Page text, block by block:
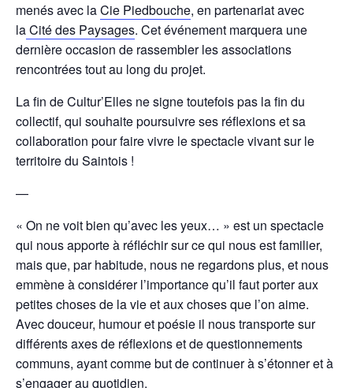
menés avec laCie Piedbouche, en partenariat avec
laCité des Paysages. Cet événement marquera une
dernière occasion de rassembler les associations
rencontrées tout au long du projet.
La fin de Cultur’Elles ne signe toutefois pas la fin du
collectif, qui souhaite poursuivre ses réflexions et sa
collaboration pour faire vivre le spectacle vivant sur le
territoire du Saintois !
—
« On ne voit bien qu’avec les yeux… » est un spectacle
qui nous apporte à réfléchir sur ce qui nous est familier,
mais que, par habitude, nous ne regardons plus, et nous
emmène à considérer l’importance qu’il faut porter aux
petites choses de la vie et aux choses que l’on aime.
Avec douceur, humour et poésie il nous transporte sur
différents axes de réflexions et de questionnements
communs, ayant comme but de continuer à s’étonner et à
s’engager au quotidien.